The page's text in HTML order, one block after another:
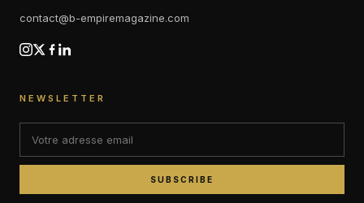
contact@b-empiremagazine.com
NEWSLETTER
SUBSCRIBE